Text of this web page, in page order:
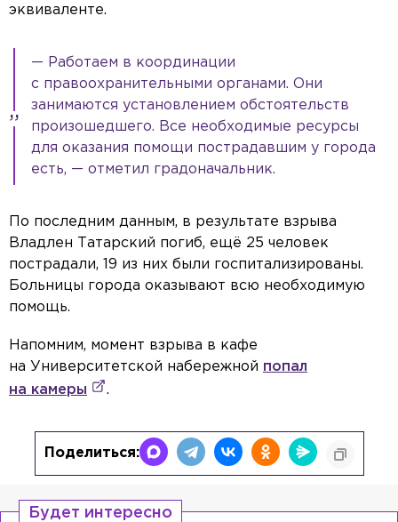
эквиваленте.
— Работаем в координации
с правоохранительными органами. Они
занимаются установлением обстоятельств
произошедшего. Все необходимые ресурсы
для оказания помощи пострадавшим у города
есть, — отметил градоначальник.
По последним данным, в результате взрыва
Владлен Татарский погиб, ещё 25 человек
пострадали, 19 из них были госпитализированы.
Больницы города оказывают всю необходимую
помощь.
Напомним, момент взрыва в кафе
на Университетской набережной попал
на камеры
.
Поделиться:
Будет интересно